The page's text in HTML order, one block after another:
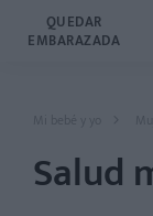
QUEDAR
EMBARAZADA
Mi bebé y yo
Salud